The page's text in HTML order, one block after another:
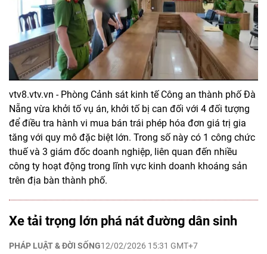
vtv8.vtv.vn - Phòng Cảnh sát kinh tế Công an thành phố Đà
Nẵng vừa khởi tố vụ án, khởi tố bị can đối với 4 đối tượng
để điều tra hành vi mua bán trái phép hóa đơn giá trị gia
tăng với quy mô đặc biệt lớn. Trong số này có 1 công chức
thuế và 3 giám đốc doanh nghiệp, liên quan đến nhiều
công ty hoạt động trong lĩnh vực kinh doanh khoáng sản
trên địa bàn thành phố.
Xe tải trọng lớn phá nát đường dân sinh
PHÁP LUẬT & ĐỜI SỐNG12/02/2026 15:31 GMT+7